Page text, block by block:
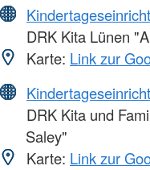
DRK Kita Lünen
Karte: Link zur
DRK Kita und
Saley"
Karte: Link zur